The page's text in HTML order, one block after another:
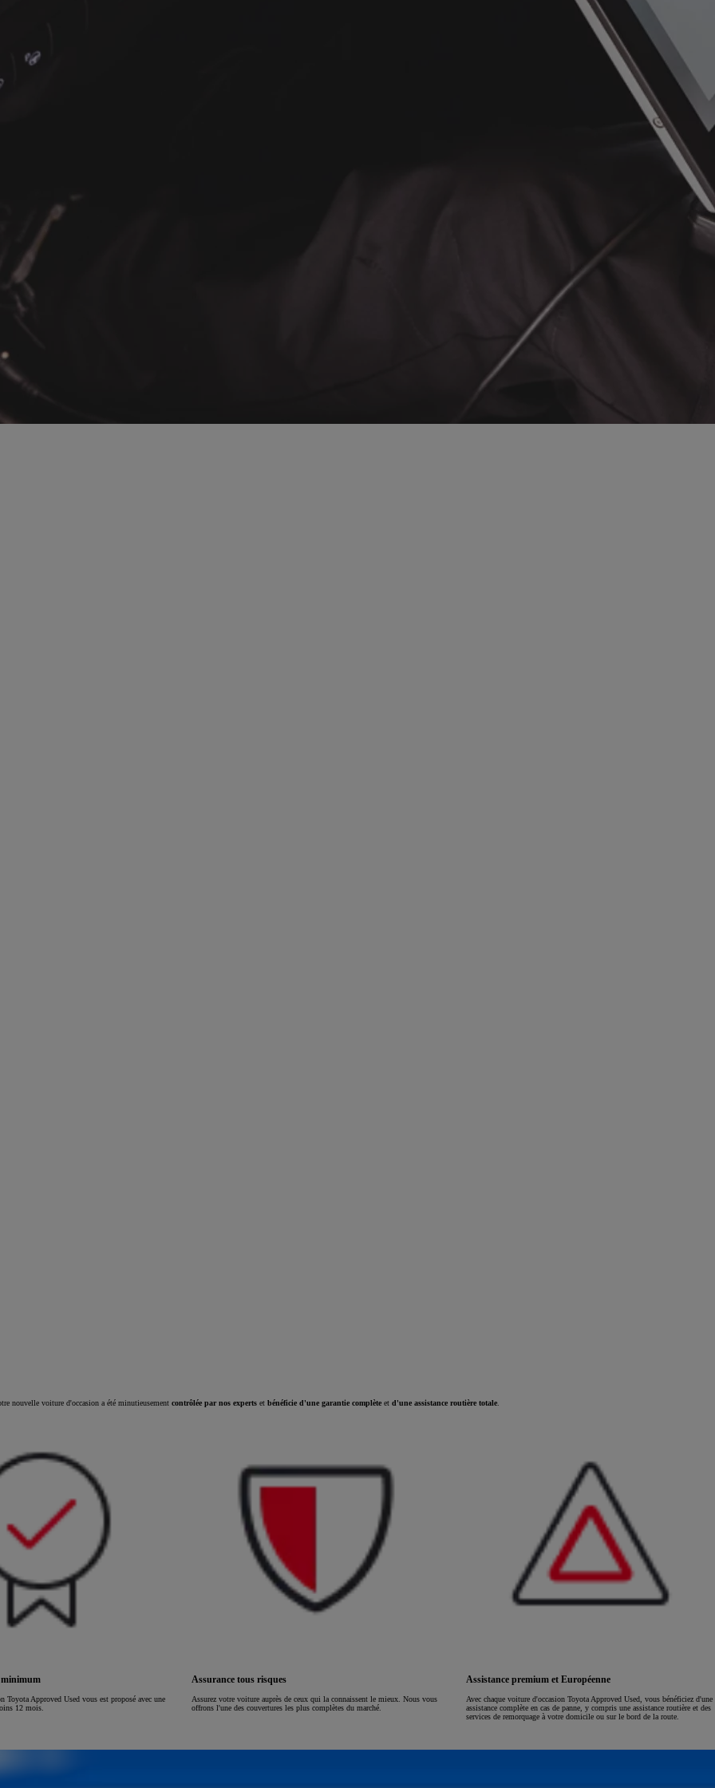
ÉLECTRIQUE
nouvelle voiture d'occasion a été minutieusement contrôlée par nos experts et bénéficie d'une garantie complète et d'une assistance routière totale
minimum
Toyota Approved Used vous est proposé avec une
12 mois.
Assurance tous risques
Assurez votre voiture auprès de ceux qui la connaissent le mieux. Nous vous
offrons l'une des couvertures les plus complètes du marché.
Assistance premium et Européenne
Avec chaque voiture d'occasion Toyota Approved Used, vous bénéficiez d'une
assistance complète en cas de panne, y compris une assistance routière et des
services de remorquage à votre domicile ou sur le bord de la route.